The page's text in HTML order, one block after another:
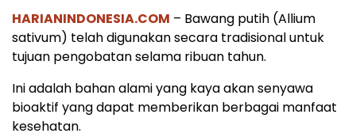
HARIANINDONESIA.COM – Bawang putih (Allium
sativum) telah digunakan secara tradisional untuk
tujuan pengobatan selama ribuan tahun.
Ini adalah bahan alami yang kaya akan senyawa
bioaktif yang dapat memberikan berbagai manfaat
kesehatan.